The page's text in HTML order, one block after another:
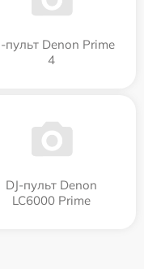
пульт Denon Prime
4
DJ-пульт Denon
LC6000 Prime